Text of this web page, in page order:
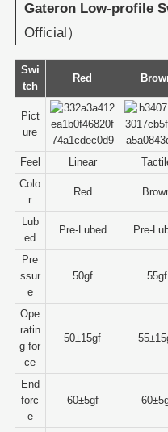
Gateron Low-profile
Official）
Swi
tch
Red
Pict
ure
Feel Linear
Colo
r
Red
Lub
ed
Pre-Lubed Pre-
Pre
ssur
e
50gf 55gf
Ope
ratin
g for
ce
50±15gf
End
forc
e
60±5gf